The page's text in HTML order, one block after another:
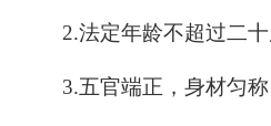
2.法定年龄不超过二
3.五官端正，身材匀